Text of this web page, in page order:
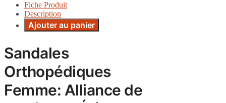
Fiche Produit
Description
Ajouter au panier
Sandales
Orthopédiques
Femme: Alliance de